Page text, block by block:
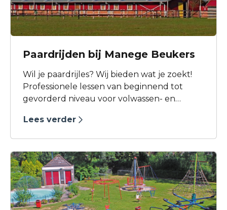
Paardrijden bij Manege Beukers
Wil je paardrijles? Wij bieden wat je zoekt!
Professionele lessen van beginnend tot
gevorderd niveau voor volwassen- en
vinden plaats in onze mooie binnenhal of
Lees verder